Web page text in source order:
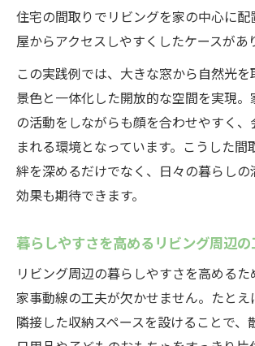
住宅の間取りでリビングを家の中心に
屋からアクセスしやすくしたケースがあ
この実践例では、大きな窓から自然光
景色と一体化した開放的な空間を実現
の活動をしながらも顔を合わせやすく
まれる環境となっています。こうした間
絆を深めるだけでなく、日々の暮らしの
効果も期待できます。
暮らしやすさを高めるリビング周辺
リビング周辺の暮らしやすさを高めるた
家事動線の工夫が欠かせません。たとえ
隣接した収納スペースを設けることで、